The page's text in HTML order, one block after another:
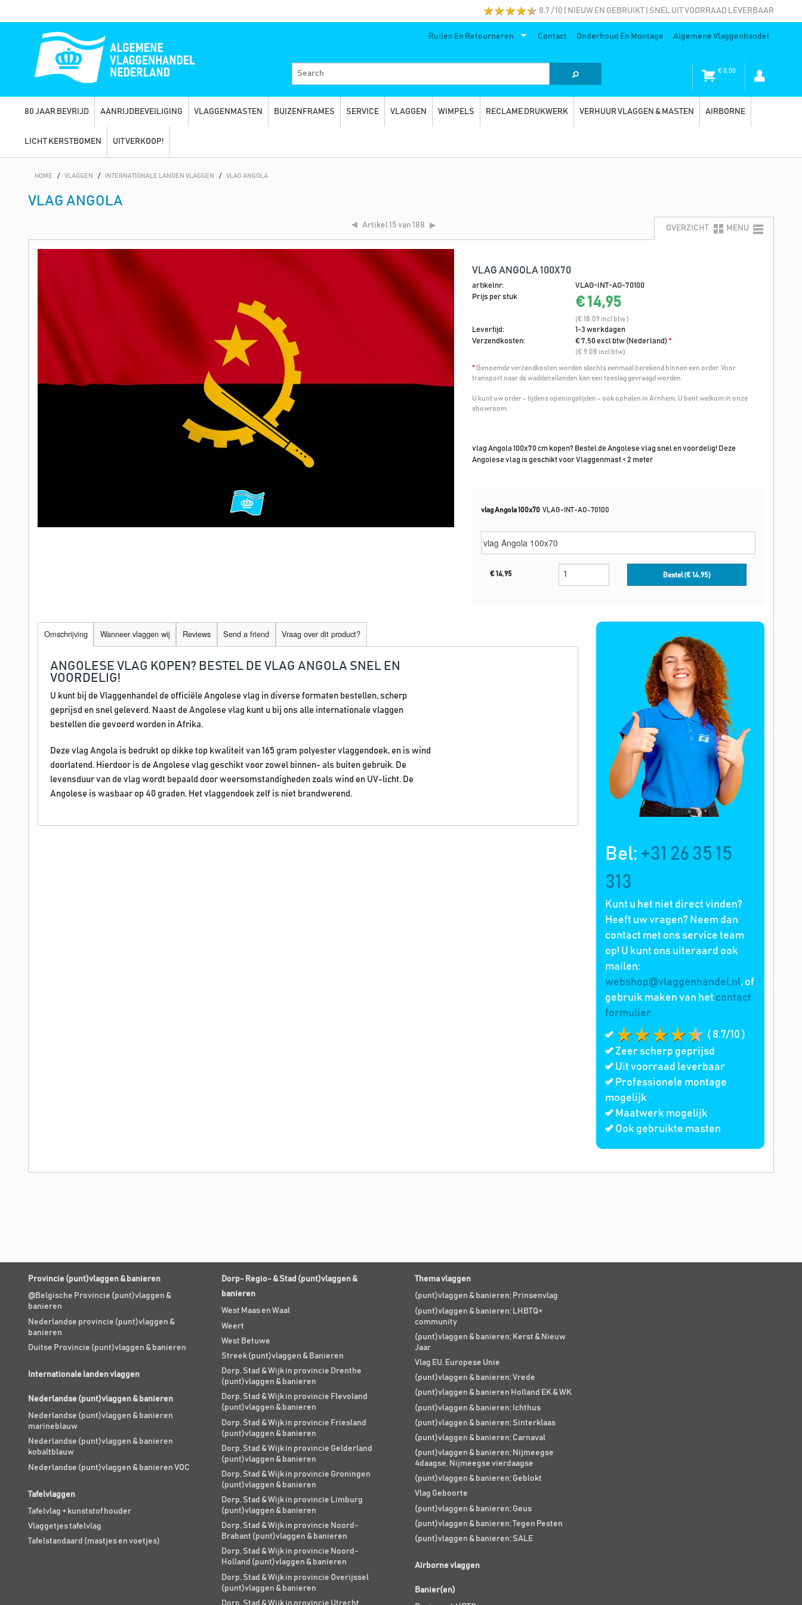
8.7 / 10 | NIEUW EN GEBRUIKT | SNEL UIT VOORRAAD LEVERBAAR
Ruilen En Retourneren Contact Onderhoud En Montage Algemene Vlaggenhandel
€0,00
80 JAAR BEVRIJD AANRIJDBEVEILIGING VLAGGENMASTEN BUIZENFRAMES SERVICE VLAGGEN WIMPELS RECLAME DRUKWERK VERHUUR VLAGGEN & MASTEN AIRBORNE
LICHT KERSTBOMEN UITVERKOOP!
HOME / VLAGGEN / INTERNATIONALE LANDEN VLAGGEN / VLAG ANGOLA
VLAG ANGOLA
Artikel15 van 188 OVERZICHT MENU
VLAG ANGOLA 100X70
artikelnr:
VLAG-INT-AO-70100
Prijs per stuk
€ 14,95
(€ 18,09 incl btw )
Levertijd:
1-3 werkdagen
Verzendkosten:
€ 7,50 excl btw (Nederland)*
(€ 9,08 incl btw)
* Genoemde verzendkosten worden slechts eenmaal berekend binnen een order. Voor
transport naar de waddeneilanden kan een toeslag gevraagd worden.
U kunt uw order - tijdens openingstijden - ook ophalen in Arnhem. U bent welkom in onze
showroom.
vlag Angola 100x70 cm kopen? Bestel de Angolese vlag snel en voordelig! Deze
Angolese vlag is geschikt voor Vlaggenmast < 2 meter
vlag Angola 100x70 VLAG-INT-AO-70100
€14,95 Bestel (€14,95)
Bel: +31 26 35 15
313
Kunt u het niet direct vinden?
Heeft uw vragen? Neem dan
contact met ons service team
op! U kunt ons uiteraard ook
mailen:
webshop@vlaggenhandel.nl, of
gebruik maken van het contact
formulier.
( 8.7/10 )
Zeer scherp geprijsd
Uit voorraad leverbaar
Professionele montage
mogelijk
Maatwerk mogelijk
Ook gebruikte masten
Omschrijving Wanneer vlaggen wij Reviews Send a friend Vraag over dit product?
ANGOLESE VLAG KOPEN? BESTEL DE VLAG ANGOLA SNEL EN
VOORDELIG!
U kunt bij de Vlaggenhandel de officiële Angolese vlag in diverse formaten bestellen, scherp
geprijsd en snel geleverd. Naast de Angolese vlag kunt u bij ons alle internationale vlaggen
bestellen die gevoerd worden in Afrika.
Deze vlag Angola is bedrukt op dikke top kwaliteit van 165 gram polyester vlaggendoek, en is wind
doorlatend. Hierdoor is de Angolese vlag geschikt voor zowel binnen- als buiten gebruik. De
levensduur van de vlag wordt bepaald door weersomstandigheden zoals wind en UV-licht. De
Angolese is wasbaar op 40 graden. Het vlaggendoek zelf is niet brandwerend.
Provincie (punt)vlaggen & banieren
@Belgische Provincie (punt)vlaggen &
banieren
Nederlandse provincie (punt)vlaggen &
banieren
Duitse Provincie (punt)vlaggen & banieren
Internationale landen vlaggen
Nederlandse (punt)vlaggen & banieren
Nederlandse (punt)vlaggen & banieren
marineblauw
Nederlandse (punt)vlaggen & banieren
kobaltblauw
Nederlandse (punt)vlaggen & banieren VOC
Tafelvlaggen
Tafelvlag + kunststof houder
Vlaggetjes tafelvlag
Tafelstandaard (mastjes en voetjes)
Dorp- Regio- & Stad (punt)vlaggen &
banieren
West Maas en Waal
Weert
West Betuwe
Streek (punt)vlaggen & Banieren
Dorp, Stad & Wijk in provincie Drenthe
(punt)vlaggen & banieren
Dorp, Stad & Wijk in provincie Flevoland
(punt)vlaggen & banieren
Dorp, Stad & Wijk in provincie Friesland
(punt)vlaggen & banieren
Dorp, Stad & Wijk in provincie Gelderland
(punt)vlaggen & banieren
Dorp, Stad & Wijk in provincie Groningen
(punt)vlaggen & banieren
Dorp, Stad & Wijk in provincie Limburg
(punt)vlaggen & banieren
Dorp, Stad & Wijk in provincie Noord-
Brabant (punt)vlaggen & banieren
Dorp, Stad & Wijk in provincie Noord-
Holland (punt)vlaggen & banieren
Dorp, Stad & Wijk in provincie Overijssel
(punt)vlaggen & banieren
Dorp, Stad & Wijk in provincie Utrecht
Thema vlaggen
(punt)vlaggen & banieren; Prinsenvlag
(punt)vlaggen & banieren; LHBTQ+
community
(punt)vlaggen & banieren; Kerst & Nieuw
Jaar
Vlag EU, Europese Unie
(punt)vlaggen & banieren; Vrede
(punt)vlaggen & banieren Holland EK & WK
(punt)vlaggen & banieren; Ichthus
(punt)vlaggen & banieren; Sinterklaas
(punt)vlaggen & banieren; Carnaval
(punt)vlaggen & banieren; Nijmeegse
4daagse, Nijmeegse vierdaagse
(punt)vlaggen & banieren; Geblokt
Vlag Geboorte
(punt)vlaggen & banieren; Geus
(punt)vlaggen & banieren; Tegen Pesten
(punt)vlaggen & banieren; SALE
Airborne vlaggen
Banier(en)